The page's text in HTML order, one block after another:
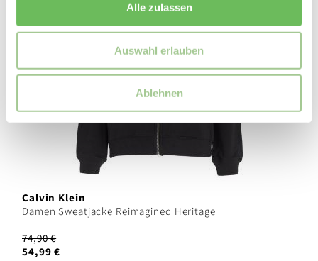
Alle zulassen
Auswahl erlauben
Ablehnen
Calvin Klein
Damen Sweatjacke Reimagined Heritage
74,90 €
54,99 €